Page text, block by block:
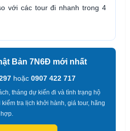
với các tour đi nhanh trong 4
Bản 7N6Đ mới nhất
hoặc 0907 422 717
tháng dự kiến đi và tình trạng hộ
tra lịch khởi hành, giá tour, hãng